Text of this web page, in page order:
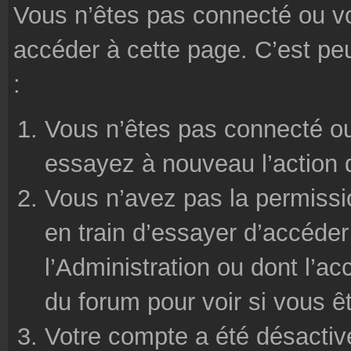
Vous n’êtes pas connecté ou
accéder à cette page. C’est
:
Vous n’êtes pas connecté
essayez à nouveau
Vous n’avez pas la
en train d’essayer
l’Administration ou dont
du forum pour voir si vous
Votre compte a été